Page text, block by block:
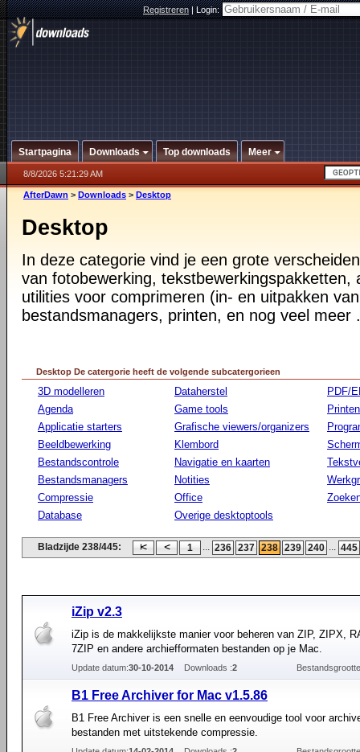
Registreren|Login:
Startpagina Downloads Top downloads Meer
8/8/2026 5:21:29 AM
AfterDawn > Downloads > Desktop
Desktop
In deze categorie vind je een grote
van fotobewerking, tekstbewerkingspakketten,
utilities voor comprimeren (in- en uitpakken
bestandsmanagers, printen, en nog veel meer
Desktop De catergorie heeft de volgende subcatergorieen
3D modelleren
Agenda
Applicatie starters
Beeldbewerking
Bestandscontrole
Bestandsmanagers
Compressie
Database
Dataherstel
Game tools
Grafische viewers/organizers
Klembord
Navigatie en kaarten
Notities
Office
Overige desktoptools
PDF/
Printen
Bladzijde 238/445: 1 ... 236 237 238 239 240 ... 445
iZip v2.3
iZip is de makkelijkste manier voor beheren van ZIP, ZIPX,
7ZIP en andere archiefformaten bestanden op je Mac.
Update datum:30-10-2014 Downloads :2
B1 Free Archiver for Mac v1.5.86
B1 Free Archiver is een snelle en eenvoudige tool voor
bestanden met uitstekende compressie.